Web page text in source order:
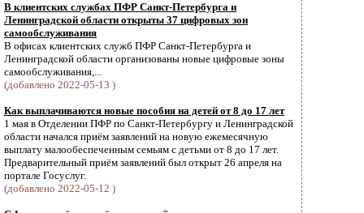
В клиентских службах ПФР Санкт-Петербурга и
Ленинградской области открыты 37 цифровых зон
самообслуживания
В офисах клиентских служб ПФР Санкт-Петербурга и
Ленинградской области организованы новые цифровые зоны
самообслуживания,...
(добавлено 2022-05-13 )
Как выплачиваются новые пособия на детей от 8 до 17 лет
1 мая в Отделении ПФР по Санкт-Петербургу и Ленинградской
области начался приём заявлений на новую ежемесячную
выплату малообеспеченным семьям с детьми от 8 до 17 лет.
Предварительный приём заявлений был открыт 26 апреля на
портале Госуслуг.
(добавлено 2022-05-12 )